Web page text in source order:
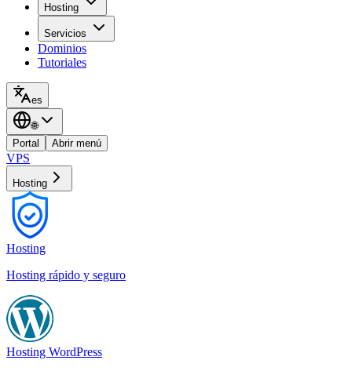
Hosting
Servicios
Dominios
Tutoriales
es
🌐
Portal
Abrir menú
VPS
Hosting
Hosting
Hosting rápido y seguro
Hosting WordPress